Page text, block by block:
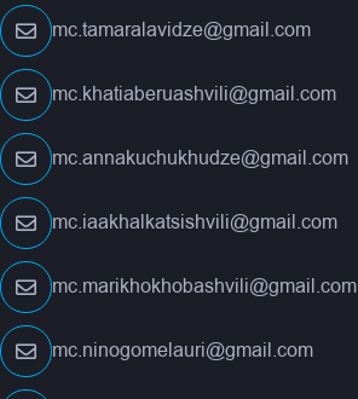
mc.tamaralavidze@gmail.com
mc.khatiaberuashvili@gmail.com
mc.annakuchukhudze@gmail.com
mc.iaakhalkatsishvili@gmail.com
mc.marikhokhobashvili@gmail.com
mc.ninogomelauri@gmail.com